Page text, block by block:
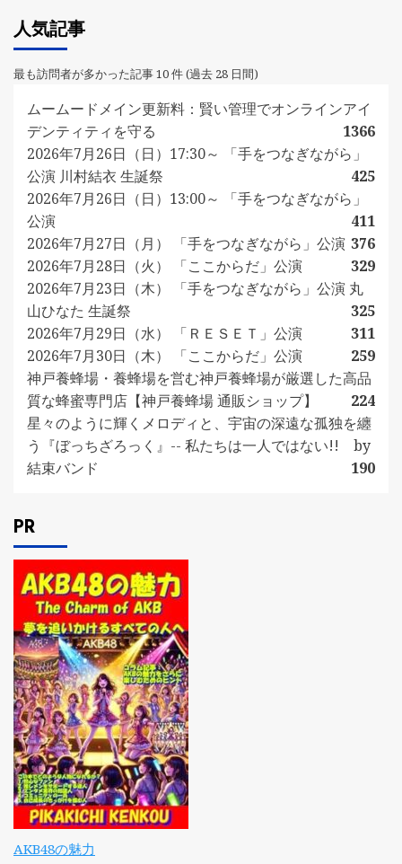
人気記事
最も訪問者が多かった記事 10 件 (過去 28 日間)
ムームードメイン更新料：賢い管理でオンラインアイ
デンティティを守る
1366
2026年7月26日（日）17:30～ 「手をつなぎながら」
公演 川村結衣 生誕祭
425
2026年7月26日（日）13:00～ 「手をつなぎながら」
公演
411
2026年7月27日（月） 「手をつなぎながら」公演 376
2026年7月28日（火） 「ここからだ」公演
329
2026年7月23日（木） 「手をつなぎながら」公演 丸
山ひなた 生誕祭
325
2026年7月29日（水） 「ＲＥＳＥＴ」公演
311
2026年7月30日（木） 「ここからだ」公演
259
神戸養蜂場・養蜂場を営む神戸養蜂場が厳選した高品
質な蜂蜜専門店【神戸養蜂場 通販ショップ】
224
星々のように輝くメロディと、宇宙の深遠な孤独を纏
う『ぼっちざろっく』-- 私たちは一人ではない!! by
結束バンド
190
PR
AKB48の魅力